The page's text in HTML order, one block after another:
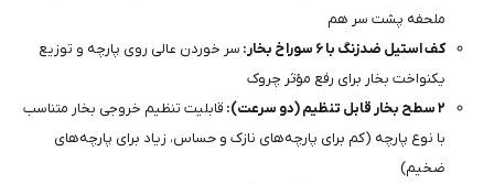
ملحفه پشت سر هم
کف استیل ضدزنگ با ۶ سوراخ بخار:
سر خوردن عالی روی پارچه و توزیع
یکنواخت بخار برای رفع مؤثر چروک
۲ سطح بخار قابل تنظیم (دو سرعت):
قابلیت تنظیم خروجی بخار متناسب
با نوع پارچه (کم برای پارچه‌های نازک و حساس، زیاد برای پارچه‌های
ضخیم)